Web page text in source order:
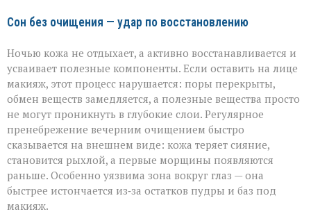
Сон без очищения — удар по восстановлению
Ночью кожа не отдыхает, а активно восстанавливается и
усваивает полезные компоненты. Если оставить на лице
макияж, этот процесс нарушается: поры перекрыты,
обмен веществ замедляется, а полезные вещества просто
не могут проникнуть в глубокие слои. Регулярное
пренебрежение вечерним очищением быстро
сказывается на внешнем виде: кожа теряет сияние,
становится рыхлой, а первые морщины появляются
раньше. Особенно уязвима зона вокруг глаз — она
быстрее истончается из‑за остатков пудры и баз под
макияж.